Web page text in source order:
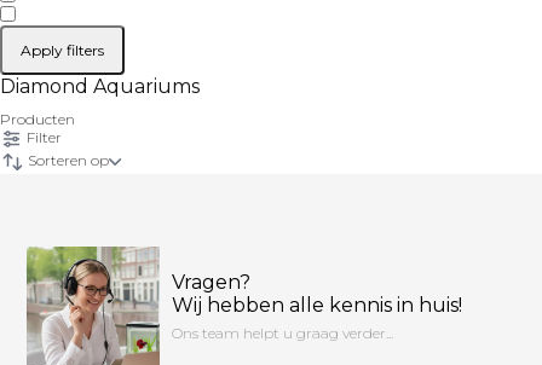
Apply filters
Diamond Aquariums
Producten
Filter
Sorteren op
Vragen?
Wij hebben alle kennis in huis!
Ons team helpt u graag verder...